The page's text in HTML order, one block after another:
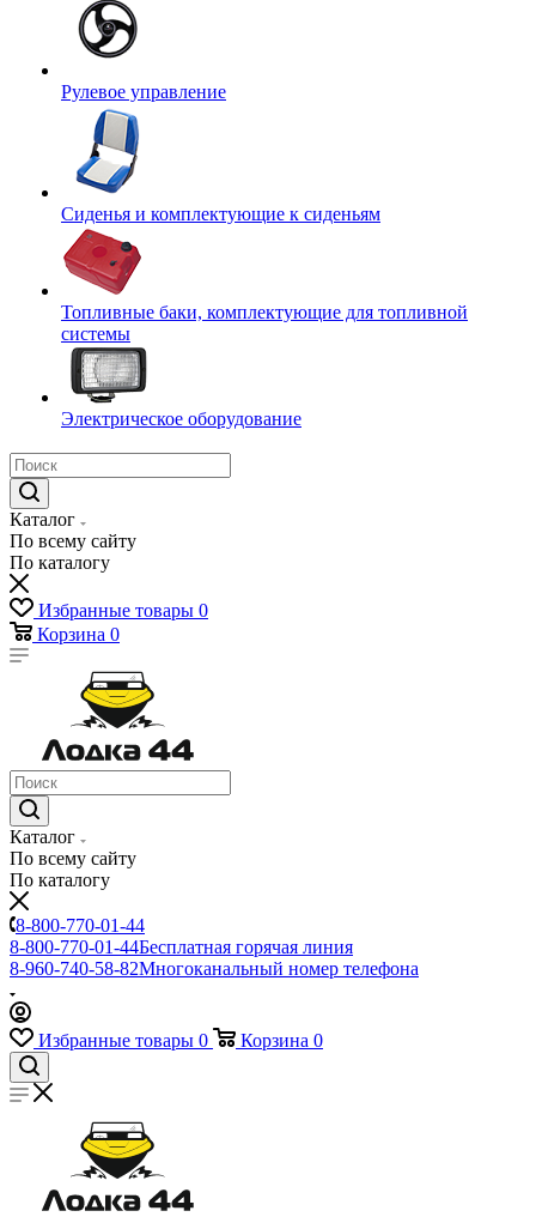
Рулевое управление
Сиденья и комплектующие к сиденьям
Топливные баки, комплектующие для топливной
системы
Электрическое оборудование
Каталог
По всему сайту
По каталогу
Избранные товары 0
Корзина 0
Каталог
По всему сайту
По каталогу
8-800-770-01-44
8-800-770-01-44Бесплатная горячая линия
8-960-740-58-82Многоканальный номер телефона
Избранные товары 0 Корзина 0